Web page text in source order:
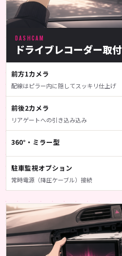
DASHCAM
ドライブレコーダー取付
前方1カメラ
配線はピラー内に隠してスッキリ仕上げ
前後2カメラ
リアゲートへの引き込み込み
360°・ミラー型
駐車監視オプション
常時電源（降圧ケーブル）接続